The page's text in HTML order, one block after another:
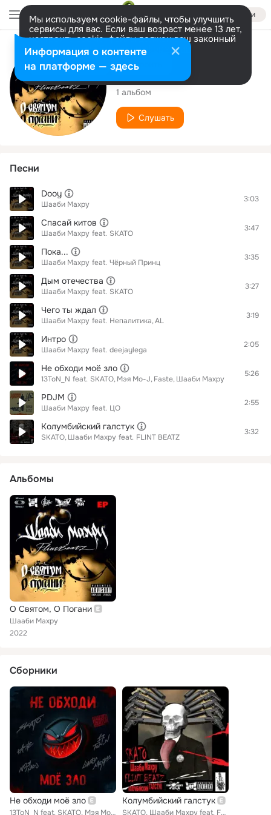
Войти
Мы используем cookie-файлы, чтобы улучшить
сервисы для вас. Если ваш возраст менее 13 лет,
настроить cookie-файлы должен ваш законный
представитель. Больше информации
Разрешить все Настроить
Исполнитель
Шааби Махру
1 альбом
Слушать
Песни
Dooy
Шааби Махру
3:03
Спасай китов
Шааби Махру feat. SKATO
3:47
Пока...
Шааби Махру feat. Чёрный Принц
3:35
Дым отечества
Шааби Махру feat. SKATO
3:27
Чего ты ждал
Шааби Махру feat. Непалитика AL
3:19
Интро
Шааби Махру feat. deejaylega
2:05
Не обходи моё зло
13ToN_N feat. SKATO Мэя Mo-J Faste Шааби Махру
5:26
PDJM
Шааби Махру feat. ЦО
2:55
Колумбийский галстук
SKATO Шааби Махру feat. FLINT BEATZ
3:32
Альбомы
О Святом, О Погани
Шааби Махру
2022
Сборники
Не обходи моё зло
13ToN_N feat. SKATO, Мэя Mo-J, Faste, Шааби Махру
Колумбийский галстук
SKATO, Шааби Махру feat. FLINT BEATZ
Информация о контенте
на платформе — здесь